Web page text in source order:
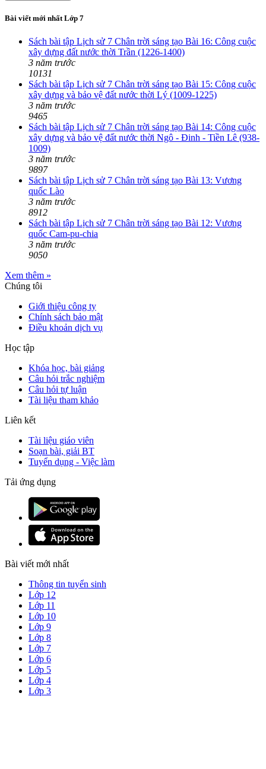
Bài viết mới nhất Lớp 7
Sách bài tập Lịch sử 7 Chân trời sáng tạo Bài 16: Công cuộc
xây dựng đất nước thời Trần (1226-1400)
3 năm trước
10131
Sách bài tập Lịch sử 7 Chân trời sáng tạo Bài 15: Công cuộc
xây dựng và bảo vệ đất nước thời Lý (1009-1225)
3 năm trước
9465
Sách bài tập Lịch sử 7 Chân trời sáng tạo Bài 14: Công cuộc
xây dựng và bảo vệ đất nước thời Ngô - Đinh - Tiền Lê (938-
1009)
3 năm trước
9897
Sách bài tập Lịch sử 7 Chân trời sáng tạo Bài 13: Vương
quốc Lào
3 năm trước
8912
Sách bài tập Lịch sử 7 Chân trời sáng tạo Bài 12: Vương
quốc Cam-pu-chia
3 năm trước
9050
Xem thêm »
Chúng tôi
Giới thiệu công ty
Chính sách bảo mật
Điều khoản dịch vụ
Học tập
Khóa học, bài giảng
Câu hỏi trắc nghiệm
Câu hỏi tự luận
Tài liệu tham khảo
Liên kết
Tài liệu giáo viên
Soạn bài, giải BT
Tuyển dụng - Việc làm
Tải ứng dụng
Bài viết mới nhất
Thông tin tuyển sinh
Lớp 12
Lớp 11
Lớp 10
Lớp 9
Lớp 8
Lớp 7
Lớp 6
Lớp 5
Lớp 4
Lớp 3